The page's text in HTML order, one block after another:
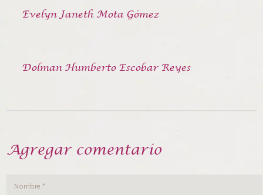
Evelyn Janeth Mota Gómez
Dolman Humberto Escobar Reyes
Agregar comentario